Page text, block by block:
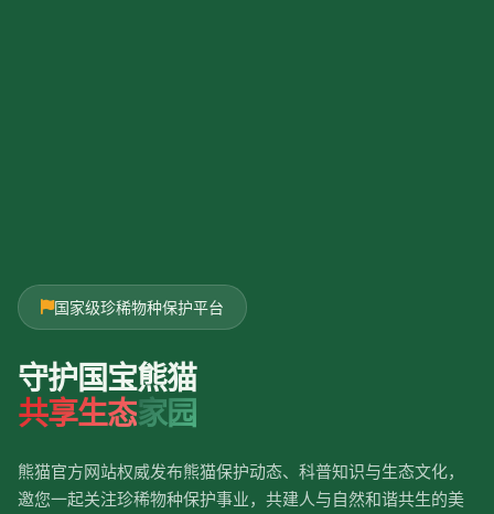
国家级珍稀物种保护平台
守护国宝熊猫
共享生态家园
熊猫官方网站权威发布熊猫保护动态、科普知识与生态文化，
邀您一起关注珍稀物种保护事业，共建人与自然和谐共生的美